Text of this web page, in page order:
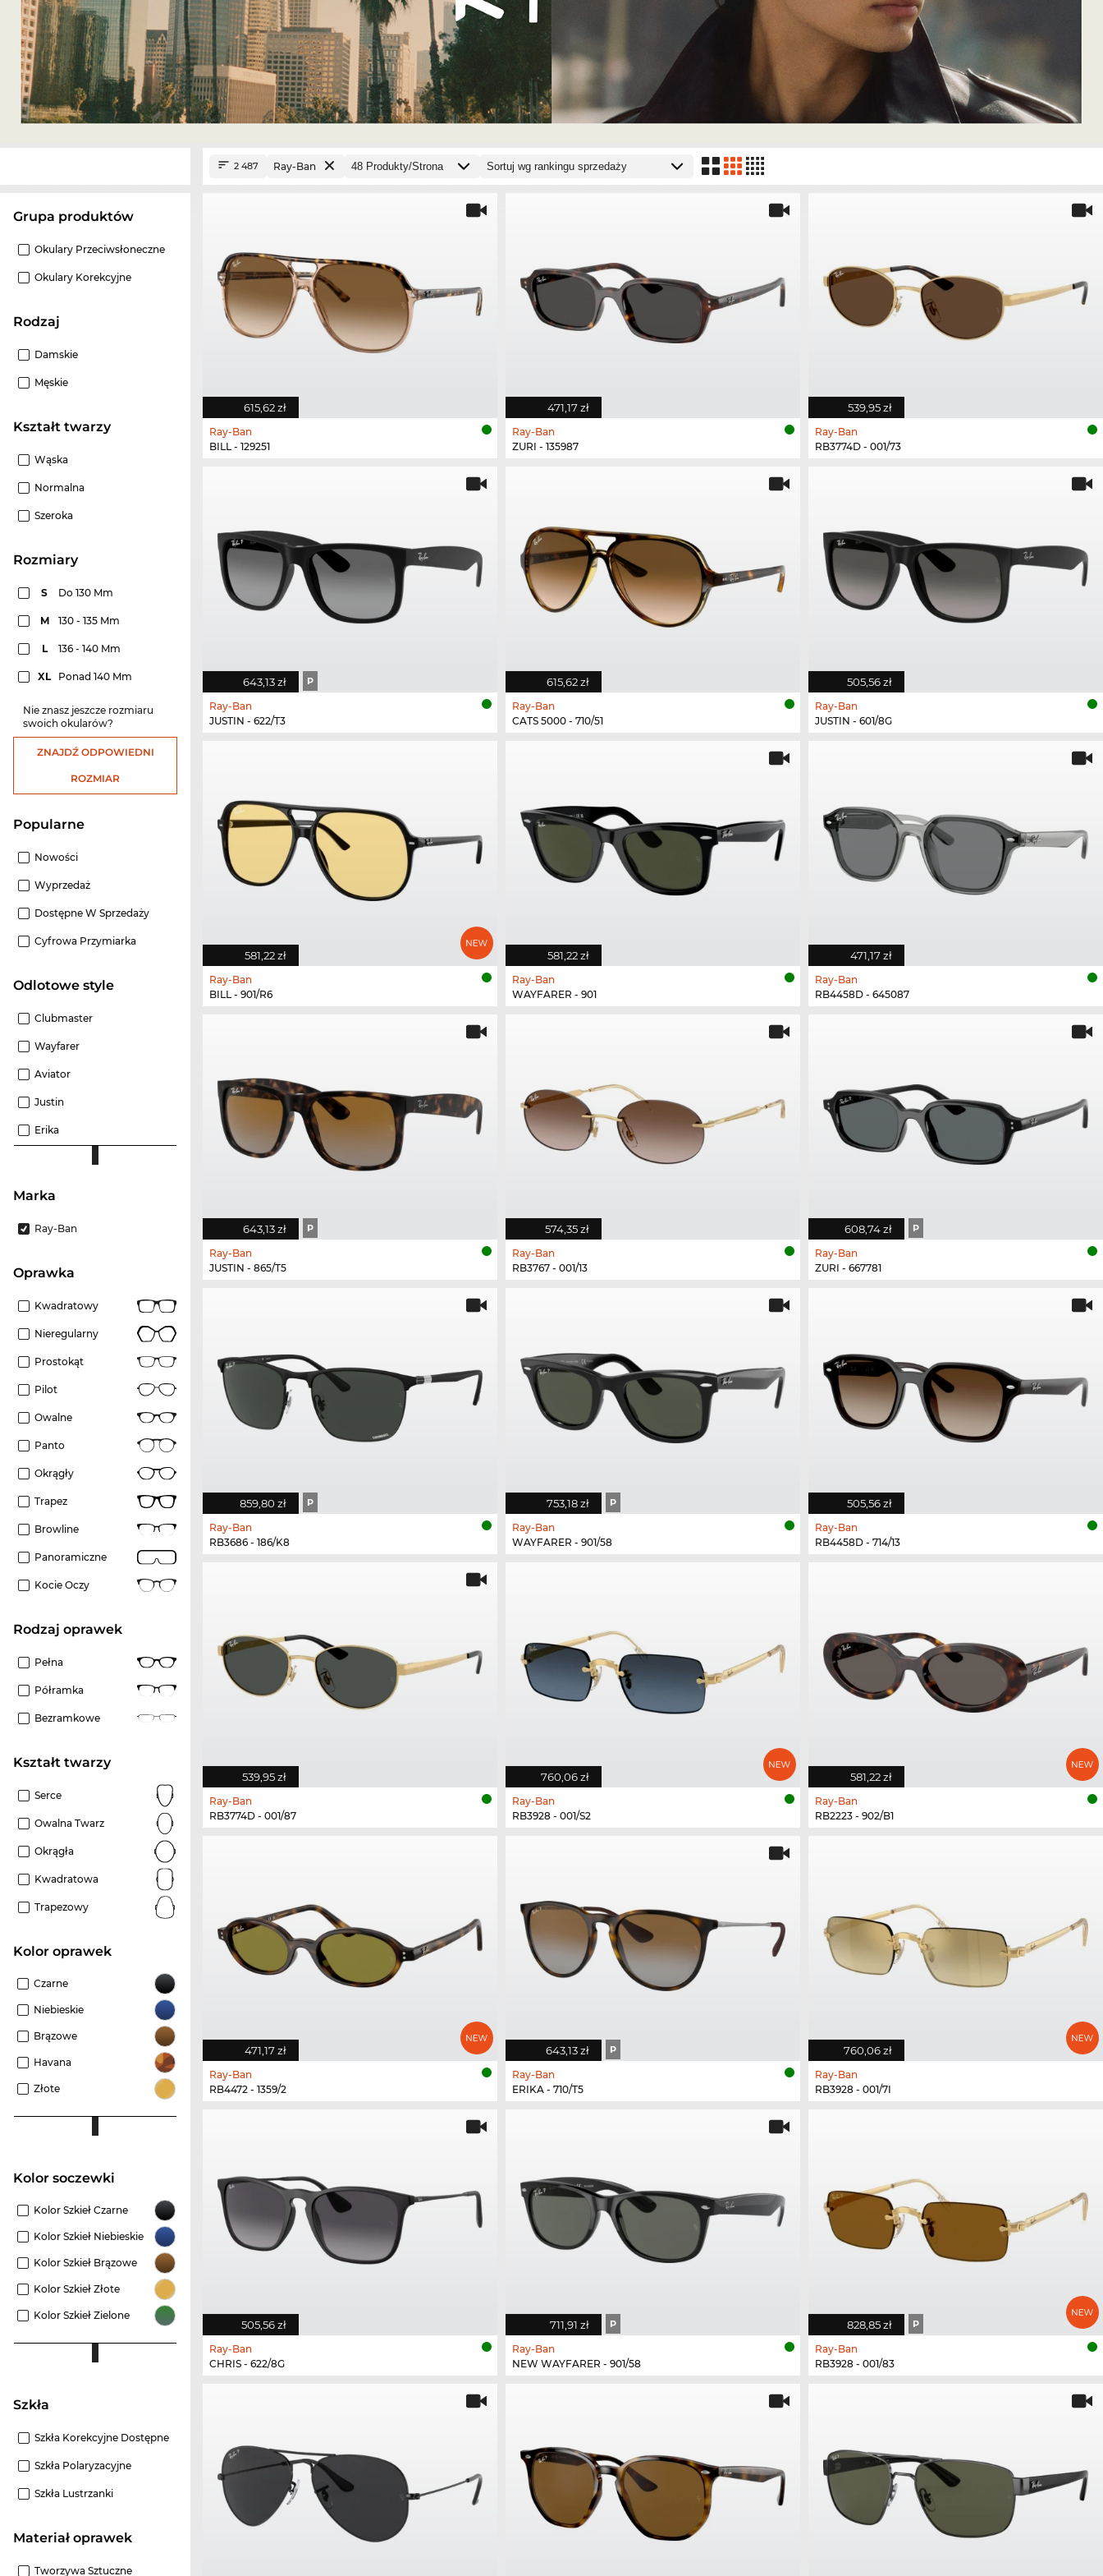
grupa produktów
Okulary Przeciwsłoneczne
Okulary Korekcyjne
Rodzaj
Damskie
Męskie
Kształt twarzy
Wąska
Normalna
Szeroka
rozmiary
S Do 130 Mm
M 130 - 135 Mm
L 136 - 140 Mm
XL Ponad 140 Mm
Nie znasz jeszcze rozmiaru
swoich okularów?
ZNAJDŹ ODPOWIEDNI
ROZMIAR
Popularne
Nowości
Wyprzedaż
Dostępne W Sprzedaży
Cyfrowa Przymiarka
odlotowe style
Clubmaster
Wayfarer
Aviator
Justin
Erika
Marka
Ray-Ban
oprawka
Kwadratowy
Nieregularny
Prostokąt
Pilot
Owalne
Panto
Okrągły
Trapez
Browline
Panoramiczne
Kocie Oczy
rodzaj oprawek
Pełna
Półramka
Bezramkowe
kształt twarzy
Serce
Owalna Twarz
Okrągła
Kwadratowa
Trapezowy
kolor oprawek
Czarne
Niebieskie
Brązowe
Havana
Złote
Kolor soczewki
Kolor Szkieł Czarne
Kolor Szkieł Niebieskie
Kolor Szkieł Brązowe
Kolor Szkieł Złote
Kolor Szkieł Zielone
szkła
Szkła Korekcyjne Dostępne
Szkła Polaryzacyjne
Szkła Lustrzanki
Materiał oprawek
Tworzywa Sztuczne
2 487 Ray-Ban
615,62 zł
Ray-Ban
BILL - 129251
471,17 zł
Ray-Ban
ZURI - 135987
539,95 zł
Ray-Ban
RB3774D - 001/73
643,13 zł P
Ray-Ban
JUSTIN - 622/T3
615,62 zł
Ray-Ban
CATS 5000 - 710/51
505,56 zł
Ray-Ban
JUSTIN - 601/8G
581,22 zł
Ray-Ban
BILL - 901/R6
581,22 zł
Ray-Ban
WAYFARER - 901
471,17 zł
Ray-Ban
RB4458D - 645087
643,13 zł P
Ray-Ban
JUSTIN - 865/T5
574,35 zł
Ray-Ban
RB3767 - 001/13
608,74 zł P
Ray-Ban
ZURI - 667781
859,80 zł P
Ray-Ban
RB3686 - 186/K8
753,18 zł P
Ray-Ban
WAYFARER - 901/58
505,56 zł
Ray-Ban
RB4458D - 714/13
539,95 zł
Ray-Ban
RB3774D - 001/87
760,06 zł
Ray-Ban
RB3928 - 001/S2
581,22 zł
Ray-Ban
RB2223 - 902/B1
471,17 zł
Ray-Ban
RB4472 - 1359/2
643,13 zł P
Ray-Ban
ERIKA - 710/T5
760,06 zł
Ray-Ban
RB3928 - 001/7I
505,56 zł
Ray-Ban
CHRIS - 622/8G
711,91 zł P
Ray-Ban
NEW WAYFARER - 901/58
828,85 zł P
Ray-Ban
RB3928 - 001/83